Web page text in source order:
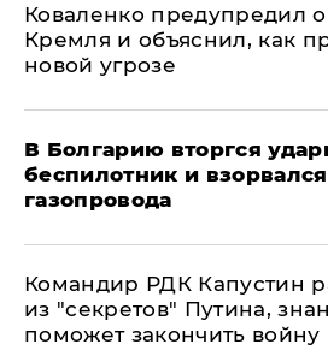
Коваленко предупредил
Кремля и объяснил, как
новой угрозе
В Болгарию вторгся
беспилотник и
газопровода
Командир РДК Капустин
из "секретов" Путина,
поможет закончить войну